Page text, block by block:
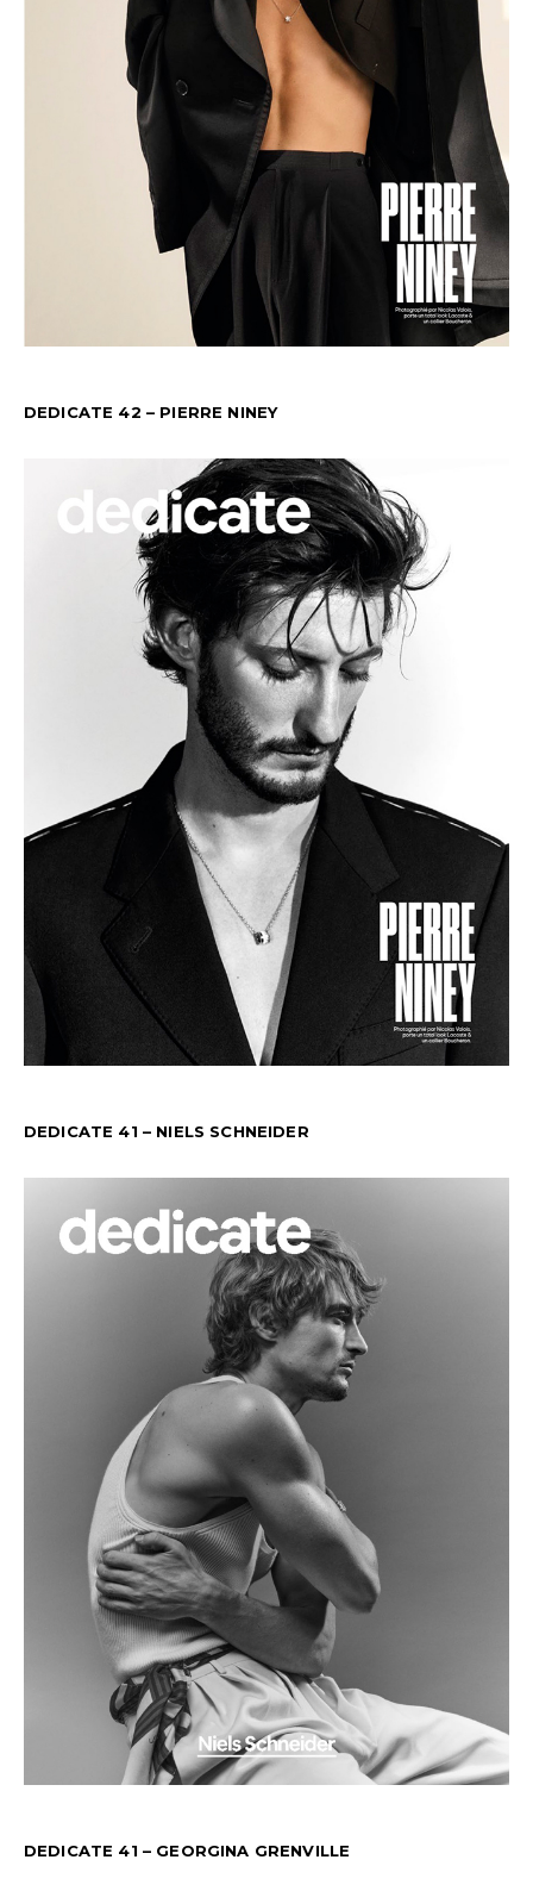
DEDICATE 42 – PIERRE NINEY
DEDICATE 41 – NIELS SCHNEIDER
DEDICATE 41 – GEORGINA GRENVILLE